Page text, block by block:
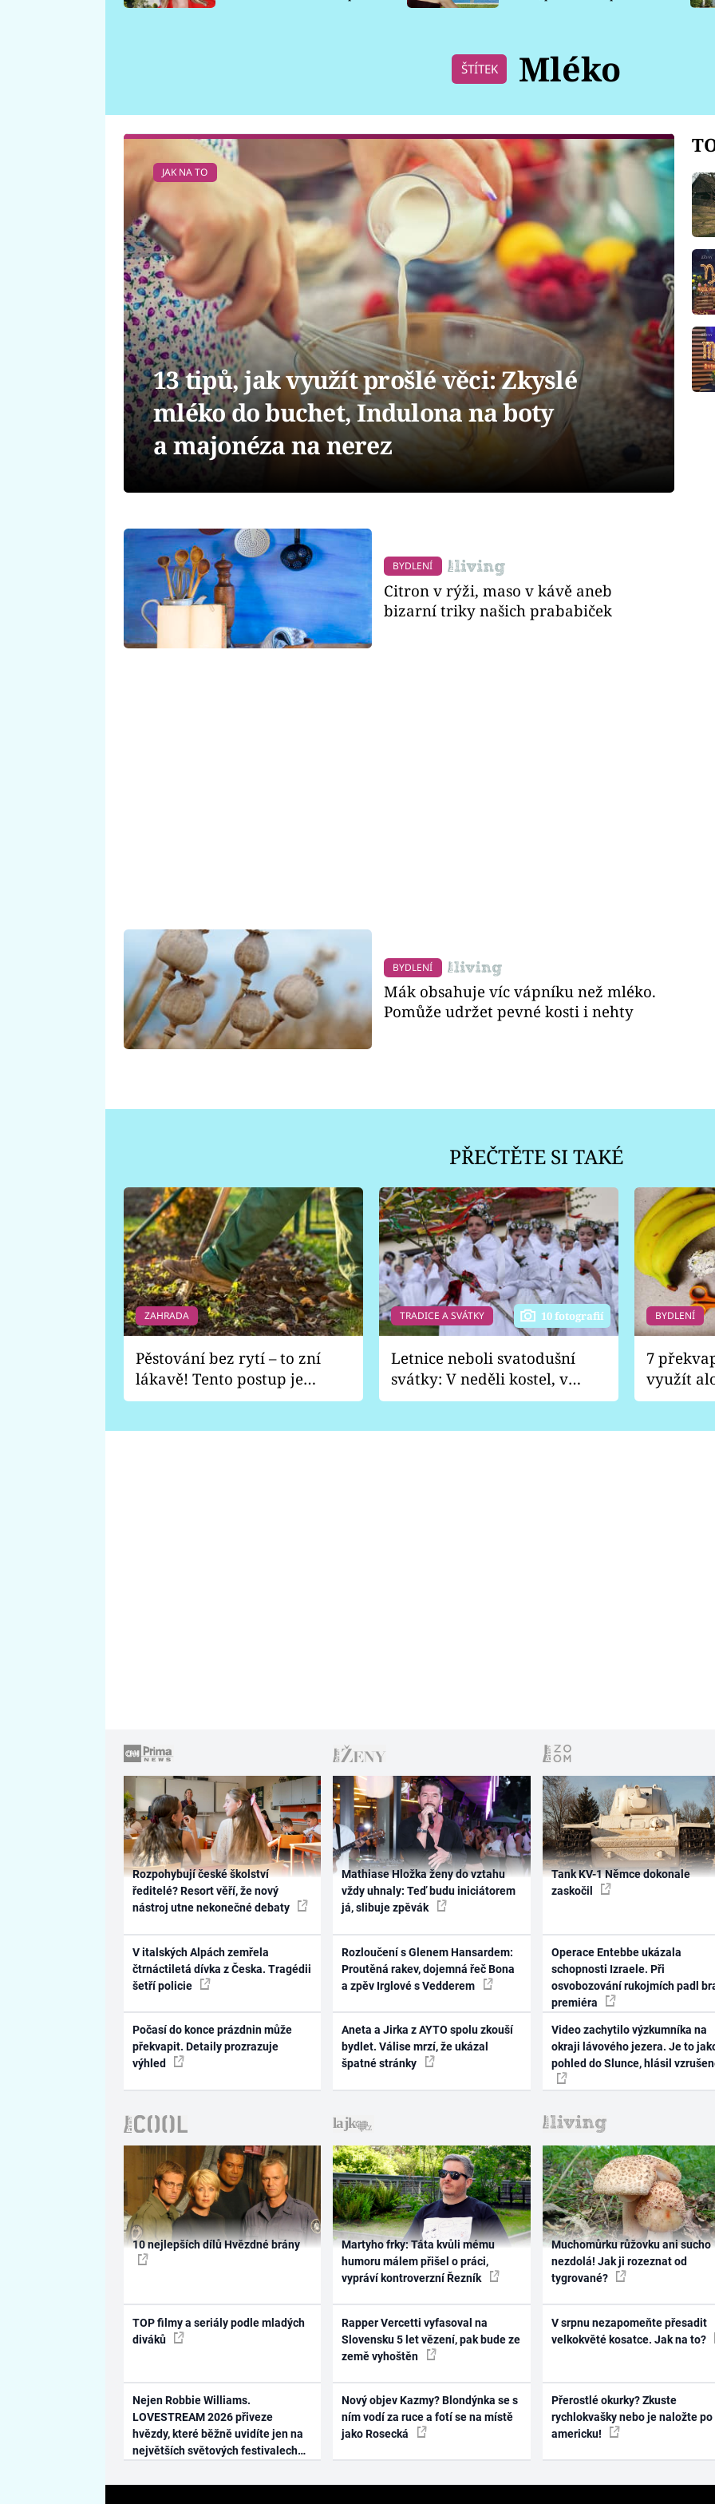
ŠTÍTEK Mléko
JAK NA TO
13 tipů, jak využít prošlé věci: Zkyslé
mléko do buchet, Indulona na boty
a majonéza na nerez
BYDLENÍ
Citron v rýži, maso v kávě aneb
bizarní triky našich prababiček
BYDLENÍ
Mák obsahuje víc vápníku než mléko.
Pomůže udržet pevné kosti i nehty
PŘEČTĚTE SI TAKÉ
ZAHRADA
Pěstování bez rytí – to zní
lákavě! Tento postup je
vhodný jen pro některé
TRADICE A SVÁTKY 10 fotografií
Letnice neboli svatodušní
svátky: V neděli kostel, v
pondělí zábava
BYDLENÍ
7
využít
Rozpohybují české školství
ředitelé? Resort věří, že nový
nástroj utne nekonečné debaty
V italských Alpách zemřela
čtrnáctiletá dívka z Česka. Tragédii
šetří policie
Počasí do konce prázdnin může
překvapit. Detaily prozrazuje
výhled
Mathiase Hložka ženy do vztahu
vždy uhnaly: Teď budu iniciátorem
já, slibuje zpěvák
Rozloučení s Glenem Hansardem:
Proutěná rakev, dojemná řeč Bona
a zpěv Irglové s Vedderem
Aneta a Jirka z AYTO spolu zkouší
bydlet. Válise mrzí, že ukázal
špatné stránky
Tank KV-1 Němce dokonale
zaskočil
Operace Entebbe ukázala
schopnosti Izraele. Při
osvobozování rukojmích padl
premiéra
Video zachytilo výzkumníka na
okraji lávového jezera. Je to
pohled do Slunce, hlásil
10 nejlepších dílů Hvězdné brány
TOP filmy a seriály podle mladých
diváků
Nejen Robbie Williams.
LOVESTREAM 2026 přiveze
hvězdy, které běžně uvidíte jen na
největších světových festivalech
Martyho frky: Táta kvůli mému
humoru málem přišel o práci,
vypráví kontroverzní Řezník
Rapper Vercetti vyfasoval na
Slovensku 5 let vězení, pak bude ze
země vyhoštěn
Nový objev Kazmy? Blondýnka se s
ním vodí za ruce a fotí se na místě
jako Rosecká
Muchomůrku růžovku ani sucho
nezdolá! Jak ji rozeznat od
tygrované?
V srpnu nezapomeňte přesadit
velkokvěté kosatce. Jak na to?
Přerostlé okurky? Zkuste
rychlokvašky nebo je naložte po
americku!